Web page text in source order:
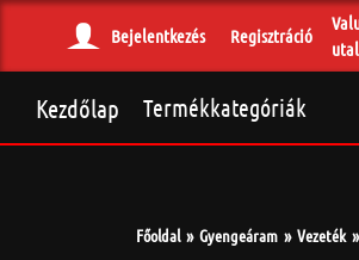
Bejelentkezés Regisztráció
Termékkategóriák
Kezdőlap
Főoldal Gyengeáram Vezeték